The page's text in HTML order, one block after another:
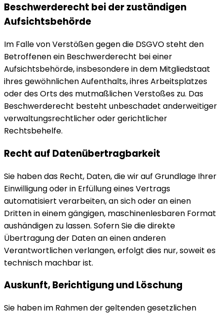
Beschwerde­recht bei der zuständigen
Aufsichts­behörde
Im Falle von Verstößen gegen die DSGVO steht den
Betroffenen ein Beschwerderecht bei einer
Aufsichtsbehörde, insbesondere in dem Mitgliedstaat
ihres gewöhnlichen Aufenthalts, ihres Arbeitsplatzes
oder des Orts des mutmaßlichen Verstoßes zu. Das
Beschwerderecht besteht unbeschadet anderweitiger
verwaltungsrechtlicher oder gerichtlicher
Rechtsbehelfe.
Recht auf Daten­übertrag­barkeit
Sie haben das Recht, Daten, die wir auf Grundlage Ihrer
Einwilligung oder in Erfüllung eines Vertrags
automatisiert verarbeiten, an sich oder an einen
Dritten in einem gängigen, maschinenlesbaren Format
aushändigen zu lassen. Sofern Sie die direkte
Übertragung der Daten an einen anderen
Verantwortlichen verlangen, erfolgt dies nur, soweit es
technisch machbar ist.
Auskunft, Berichtigung und Löschung
Sie haben im Rahmen der geltenden gesetzlichen